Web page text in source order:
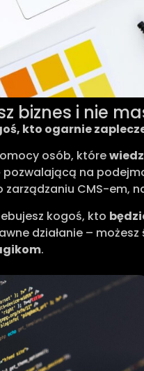
biznes i nie
kto ogarnie
osób, które
na
CMS-em,
kogoś, kto
działanie –
.